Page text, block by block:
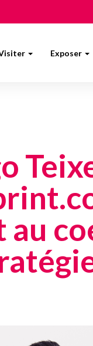
Exposer